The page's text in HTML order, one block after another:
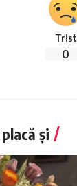
Trist
0
și